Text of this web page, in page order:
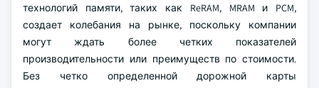
технологий памяти, таких как ReRAM, MRAM и PCM,
создает колебания на рынке, поскольку компании
могут ждать более четких показателей
производительности или преимуществ по стоимости.
Без четко определенной дорожной карты